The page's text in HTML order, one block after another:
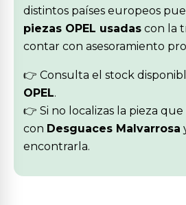
distintos países europeos
piezas OPEL usadas con la
contar con asesoramiento
👉 Consulta el stock
OPEL.
👉 Si no localizas la pieza
con Desguaces Malvarrosa
encontrarla.